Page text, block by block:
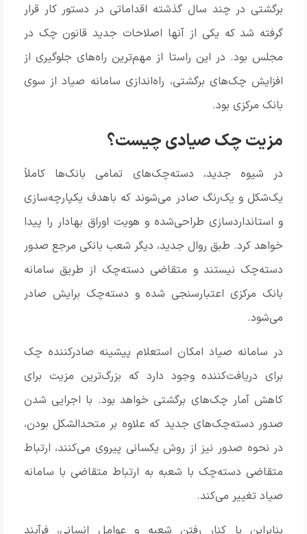
برگشتی در چند سال گذشته اقداماتی در دستور کار قرار
‏گرفته شد که یکی از آنها اصلاحات جدید قانون چک در
مجلس بود‎.‎ در این راستا از مهم‌ترین راه‌های جلوگیری از
افزایش چک‌های برگشتی، راه‌اندازی سامانه صیاد ‏از سوی
بانک مرکزی بود.
مزیت‌ چک صیادی چیست؟
در شیوه جدید، دسته‌چک‌های تمامی بانک‌ها کاملاً
یک‌شکل و یک‌رنگ صادر می‌شوند که باهدف ‏یکپارچه‌سازی
و استانداردسازی طراحی‌شده و هویت اوراق بهادار را پیدا
خواهد کرد. طبق روال جدید، ‏دیگر شعب بانکی مرجع صدور
دسته‌چک نیستند و متقاضی دسته‌چک از طریق سامانه
بانک ‏مرکزی اعتبارسنجی شده و دسته‌چک برایش صادر
می‌شود‎.‎
در سامانه صیاد امکان استعلام پیشینه صادرکننده چک
برای دریافت‌کننده وجود دارد که بزرگ‌ترین ‏مزیت برای
کاهش آمار چک‌های برگشتی خواهد بود. با اجرایی شدن
صدور دسته‌چک‌های جدید ‏که علاوه بر متحدالشکل بودن،
در نحوه صدور نیز از روش یکسانی پیروی می‌کنند، ارتباط
متقاضی ‏دسته‌چک با شعبه به ارتباط متقاضی با سامانه
صیاد تغییر می‌کند‎.‎
بنابراین با کنار رفتن شعبه و عوامل انسانی، فرآیند